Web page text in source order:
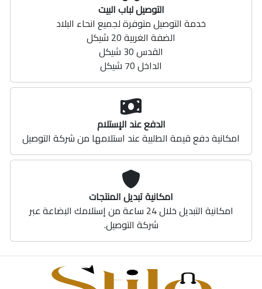
التوصيل لباب البيت
خدمة التوصيل متوفرة لجميع انحاء البلاد
الضفة الغربية 20 شيكل
القدس 30 شيكل
الداخل 70 شيكل
الدفع عند الإستلام
امكانية دفع قيمة الطلبية عند استلامها من شركة التوصيل
امكانية تبديل المنتجات
امكانية التبديل خلال 24 ساعة من إستلامك البضاعة عبر
شركة التوصيل.